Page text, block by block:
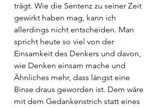
trägt. Wie die Sentenz zu seiner Zeit
gewirkt haben mag, kann ich
allerdings nicht entscheiden. Man
spricht heute so viel von der
Einsamkeit des Denkers und davon,
wie Denken einsam mache und
Ähnliches mehr, dass längst eine
Binse draus geworden ist. Dem wäre
mit dem Gedankenstrich statt eines